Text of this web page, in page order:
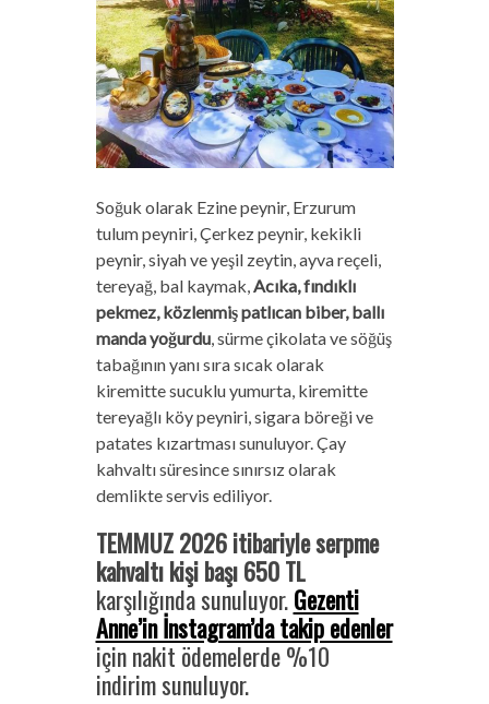
Soğuk olarak Ezine peynir, Erzurum
tulum peyniri, Çerkez peynir, kekikli
peynir, siyah ve yeşil zeytin, ayva reçeli,
tereyağ, bal kaymak,Acıka, fındıklı
pekmez, közlenmiş patlıcan biber, ballı
manda yoğurdu, sürme çikolata ve söğüş
tabağının yanı sıra sıcak olarak
kiremitte sucuklu yumurta, kiremitte
tereyağlı köy peyniri, sigara böreği ve
patates kızartması sunuluyor. Çay
kahvaltı süresince sınırsız olarak
demlikte servis ediliyor.
TEMMUZ 2026 itibariyle serpme
kahvaltı kişi başı 650 TL
karşılığında sunuluyor.Gezenti
Anne’in İnstagram’da takip edenler
için nakit ödemelerde %10
indirim sunuluyor.